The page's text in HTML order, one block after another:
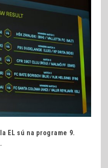
EL sú na programe 9.